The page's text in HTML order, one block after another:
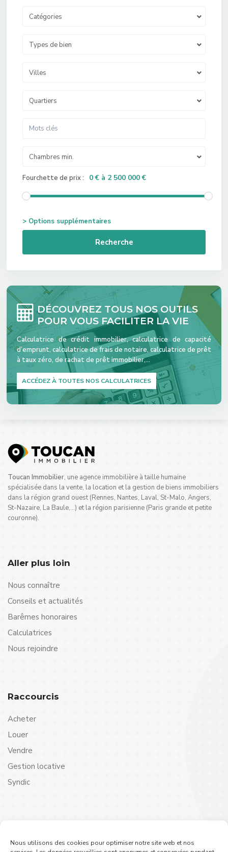
Nous utilisons des cookies pour optimiser notre site web et nos
Catégories
Types de bien
Villes
Quartiers
Chambres min.
Fourchette de prix : 0 € à 2 500 000 €
> Options supplémentaires
Recherche
DÉCOUVREZ TOUS NOS OUTILS
POUR VOUS FACILITER LA VIE
Calculatrice de crédit immobilier, calculatrice de capacité
d’emprunt, calculatrice de frais de notaire, calculatrice de prêt
à taux zéro, de rachat de prêt immobilier,…
ACCÉDEZ À TOUTES NOS CALCULATRICES
Toucan Immobilier, une agence immobilière à taille humaine
spécialisée dans la vente, la location et la gestion de biens immobiliers
dans la région grand ouest (Rennes, Nantes, Laval, St-Malo, Angers,
St-Nazaire, La Baule,…) et la région parisienne (Paris grande et petite
couronne).
Aller plus loin
Nous connaître
Conseils et actualités
Barêmes honoraires
Calculatrices
Nous rejoindre
Raccourcis
Acheter
Louer
Vendre
Gestion locative
Syndic